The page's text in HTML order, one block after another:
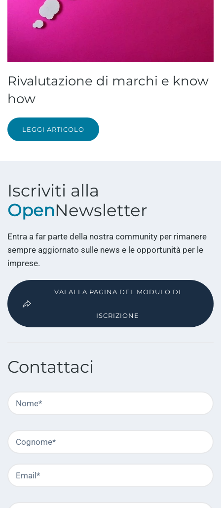
Rivalutazione di marchi e know
how
LEGGI ARTICOLO
Iscriviti alla
OpenNewsletter
Entra a far parte della nostra community per rimanere
sempre aggiornato sulle news e le opportunità per le
imprese.
VAI ALLA PAGINA DEL MODULO DI
ISCRIZIONE
Contattaci
Nome
Cognome
Email